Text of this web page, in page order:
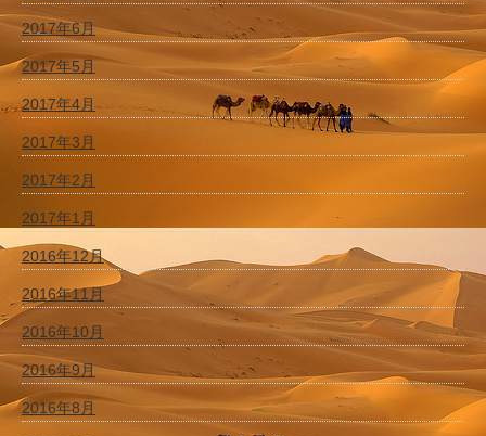
2017年6月
2017年5月
2017年4月
2017年3月
2017年2月
2017年1月
2016年12月
2016年11月
2016年10月
2016年9月
2016年8月